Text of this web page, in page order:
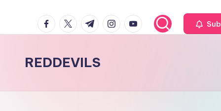
facebook.com
twitter.com
t.me instagram.com
youtube.com
REDDEVILS